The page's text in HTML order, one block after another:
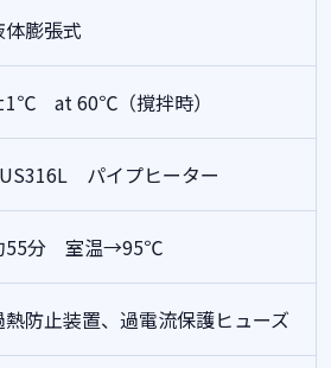
体膨張式
at 60℃（撹拌時）
パイプヒーター
55分 室温→95℃
熱防止装置、過電流保護ヒューズ